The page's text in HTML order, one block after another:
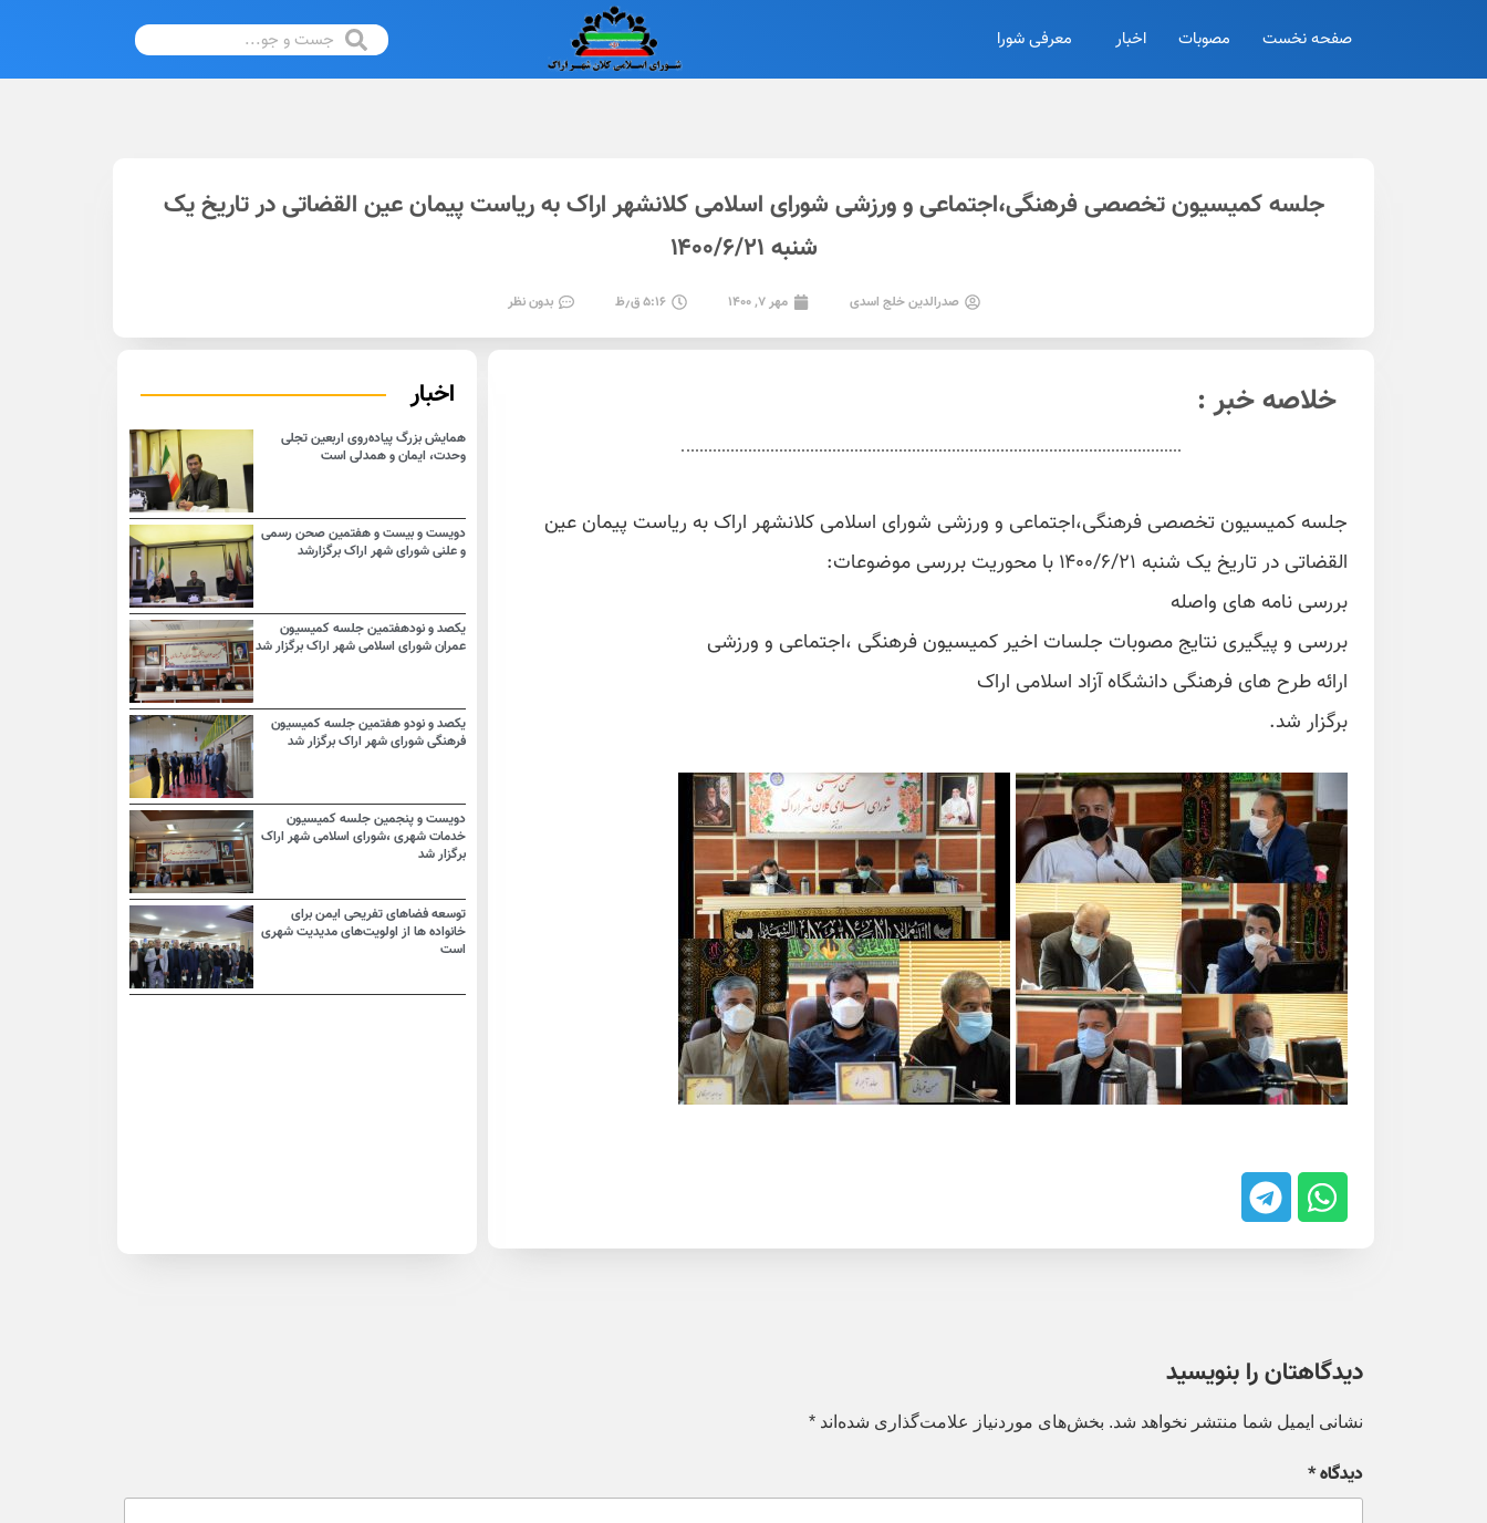
صفحه نخست مصوبات اخبار معرفی شورا
جلسه کمیسیون تخصصی فرهنگی،اجتماعی و ورزشی شورای اسلامی کلانشهر اراک به ریاست پیمان عین القضاتی در تاریخ یک
شنبه ۱۴۰۰/۶/۲۱
صدرالدین خلج اسدی مهر ۷, ۱۴۰۰ ۵:۱۶ ق٫ظ بدون نظر
خلاصه خبر :
جلسه کمیسیون تخصصی فرهنگی،اجتماعی و ورزشی شورای اسلامی کلانشهر اراک به ریاست پیمان عین
القضاتی در تاریخ یک شنبه ۱۴۰۰/۶/۲۱ با محوریت بررسی موضوعات:
بررسی نامه های واصله
بررسی و پیگیری نتایج مصوبات جلسات اخیر کمیسیون فرهنگی ،اجتماعی و ورزشی
ارائه طرح های فرهنگی دانشگاه آزاد اسلامی اراک
برگزار شد.
اخبار
همایش بزرگ پیاده‌روی اربعین تجلی
وحدت، ایمان و همدلی است
دویست و بیست و هفتمین صحن رسمی
و علنی شورای شهر اراک برگزارشد
یکصد و نودهفتمین جلسه کمیسیون
عمران شورای اسلامی شهر اراک برگزار شد
یکصد و نودو هفتمین جلسه کمیسیون
فرهنگی شورای شهر اراک برگزار شد
دویست و پنجمین جلسه کمیسیون
خدمات شهری ،شورای اسلامی شهر اراک
برگزار شد
توسعه فضاهای تفریحی ایمن برای
خانواده ها از اولویت‌های مدیدیت شهری
است
دیدگاهتان را بنویسید
نشانی ایمیل شما منتشر نخواهد شد. بخش‌های موردنیاز علامت‌گذاری شده‌اند *
دیدگاه*